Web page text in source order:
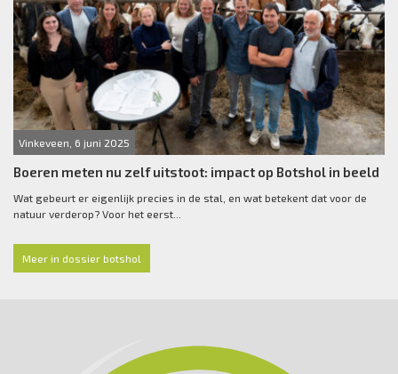
Vinkeveen, 6 juni 2025
Boeren meten nu zelf uitstoot: impact op Botshol in beeld
Wat gebeurt er eigenlijk precies in de stal, en wat betekent dat voor de
natuur verderop? Voor het eerst...
Meer in dossier botshol